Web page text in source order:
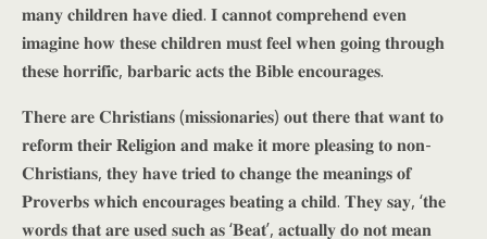
𝐦𝐚𝐧𝐲 𝐜𝐡𝐢𝐥𝐝𝐫𝐞𝐧 𝐡𝐚𝐯𝐞 𝐝𝐢𝐞𝐝. 𝐈 𝐜𝐚𝐧𝐧𝐨𝐭 𝐜𝐨𝐦𝐩𝐫𝐞𝐡𝐞𝐧𝐝 𝐞𝐯𝐞𝐧
𝐢𝐦𝐚𝐠𝐢𝐧𝐞 𝐡𝐨𝐰 𝐭𝐡𝐞𝐬𝐞 𝐜𝐡𝐢𝐥𝐝𝐫𝐞𝐧 𝐦𝐮𝐬𝐭 𝐟𝐞𝐞𝐥 𝐰𝐡𝐞𝐧 𝐠𝐨𝐢𝐧𝐠 𝐭𝐡𝐫𝐨𝐮𝐠𝐡
𝐭𝐡𝐞𝐬𝐞 𝐡𝐨𝐫𝐫𝐢𝐟𝐢𝐜, 𝐛𝐚𝐫𝐛𝐚𝐫𝐢𝐜 𝐚𝐜𝐭𝐬 𝐭𝐡𝐞 𝐁𝐢𝐛𝐥𝐞 𝐞𝐧𝐜𝐨𝐮𝐫𝐚𝐠𝐞𝐬.
𝐓𝐡𝐞𝐫𝐞 𝐚𝐫𝐞 𝐂𝐡𝐫𝐢𝐬𝐭𝐢𝐚𝐧𝐬 (𝐦𝐢𝐬𝐬𝐢𝐨𝐧𝐚𝐫𝐢𝐞𝐬) 𝐨𝐮𝐭 𝐭𝐡𝐞𝐫𝐞 𝐭𝐡𝐚𝐭 𝐰𝐚𝐧𝐭 𝐭𝐨
𝐫𝐞𝐟𝐨𝐫𝐦 𝐭𝐡𝐞𝐢𝐫 𝐑𝐞𝐥𝐢𝐠𝐢𝐨𝐧 𝐚𝐧𝐝 𝐦𝐚𝐤𝐞 𝐢𝐭 𝐦𝐨𝐫𝐞 𝐩𝐥𝐞𝐚𝐬𝐢𝐧𝐠 𝐭𝐨 𝐧𝐨𝐧-
𝐂𝐡𝐫𝐢𝐬𝐭𝐢𝐚𝐧𝐬, 𝐭𝐡𝐞𝐲 𝐡𝐚𝐯𝐞 𝐭𝐫𝐢𝐞𝐝 𝐭𝐨 𝐜𝐡𝐚𝐧𝐠𝐞 𝐭𝐡𝐞 𝐦𝐞𝐚𝐧𝐢𝐧𝐠𝐬 𝐨𝐟
𝐏𝐫𝐨𝐯𝐞𝐫𝐛𝐬 𝐰𝐡𝐢𝐜𝐡 𝐞𝐧𝐜𝐨𝐮𝐫𝐚𝐠𝐞𝐬 𝐛𝐞𝐚𝐭𝐢𝐧𝐠 𝐚 𝐜𝐡𝐢𝐥𝐝. 𝐓𝐡𝐞𝐲 𝐬𝐚𝐲, ‘𝐭𝐡𝐞
𝐰𝐨𝐫𝐝𝐬 𝐭𝐡𝐚𝐭 𝐚𝐫𝐞 𝐮𝐬𝐞𝐝 𝐬𝐮𝐜𝐡 𝐚𝐬 ‘𝐁𝐞𝐚𝐭’, 𝐚𝐜𝐭𝐮𝐚𝐥𝐥𝐲 𝐝𝐨 𝐧𝐨𝐭 𝐦𝐞𝐚𝐧